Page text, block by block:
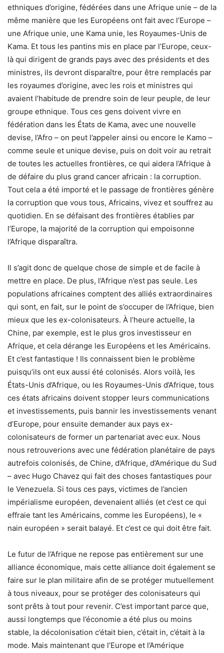
ethniques d’origine, fédérées dans une Afrique unie – de la
même manière que les Européens ont fait avec l’Europe –
une Afrique unie, une Kama unie, les Royaumes-Unis de
Kama. Et tous les pantins mis en place par l’Europe, ceux-
là qui dirigent de grands pays avec des présidents et des
ministres, ils devront disparaître, pour être remplacés par
les royaumes d’origine, avec les rois et ministres qui
avaient l’habitude de prendre soin de leur peuple, de leur
groupe ethnique. Tous ces gens doivent vivre en
fédération dans les États de Kama, avec une nouvelle
devise, l’Afro – on peut l’appeler ainsi ou encore le Kamo –
comme seule et unique devise, puis on doit voir au retrait
de toutes les actuelles frontières, ce qui aidera l’Afrique à
de défaire du plus grand cancer africain : la corruption.
Tout cela a été importé et le passage de frontières génère
la corruption que vous tous, Africains, vivez et souffrez au
quotidien. En se défaisant des frontières établies par
l’Europe, la majorité de la corruption qui empoisonne
l’Afrique disparaîtra.
Il s’agit donc de quelque chose de simple et de facile à
mettre en place. De plus, l’Afrique n’est pas seule. Les
populations africaines comptent des alliés extraordinaires
qui sont, en fait, sur le point de s’occuper de l’Afrique, bien
mieux que les ex-colonisateurs. À l’heure actuelle, la
Chine, par exemple, est le plus gros investisseur en
Afrique, et cela dérange les Européens et les Américains.
Et c’est fantastique ! Ils connaissent bien le problème
puisqu’ils ont eux aussi été colonisés. Alors voilà, les
États-Unis d’Afrique, ou les Royaumes-Unis d’Afrique, tous
ces états africains doivent stopper leurs communications
et investissements, puis bannir les investissements venant
d’Europe, pour ensuite demander aux pays ex-
colonisateurs de former un partenariat avec eux. Nous
nous retrouverions avec une fédération planétaire de pays
autrefois colonisés, de Chine, d’Afrique, d’Amérique du Sud
– avec Hugo Chavez qui fait des choses fantastiques pour
le Venezuela. Si tous ces pays, victimes de l’ancien
impérialisme européen, devenaient alliés (et c’est ce qui
effraie tant les Américains, comme les Européens), le «
nain européen » serait balayé. Et c’est ce qui doit être fait.
Le futur de l’Afrique ne repose pas entièrement sur une
alliance économique, mais cette alliance doit également se
faire sur le plan militaire afin de se protéger mutuellement
à tous niveaux, pour se protéger des colonisateurs qui
sont prêts à tout pour revenir. C’est important parce que,
aussi longtemps que l’économie a été plus ou moins
stable, la décolonisation c’était bien, c’était in, c’était à la
mode. Mais maintenant que l’Europe et l’Amérique